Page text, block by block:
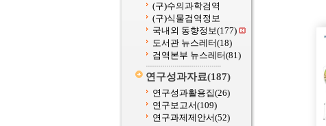
(구)수의과학검역
(구)식물검역정보
국내외 동향정보(177)
도서관 뉴스레터(18)
검역본부 뉴스레터(81)
연구성과자료(187)
연구성과활용집(26)
연구보고서(109)
연구과제제안서(52)